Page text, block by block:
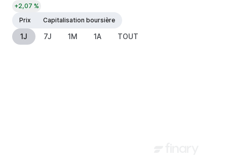
+2,07 %
Prix
Capitalisation boursière
1J 7J 1M 1A TOUT